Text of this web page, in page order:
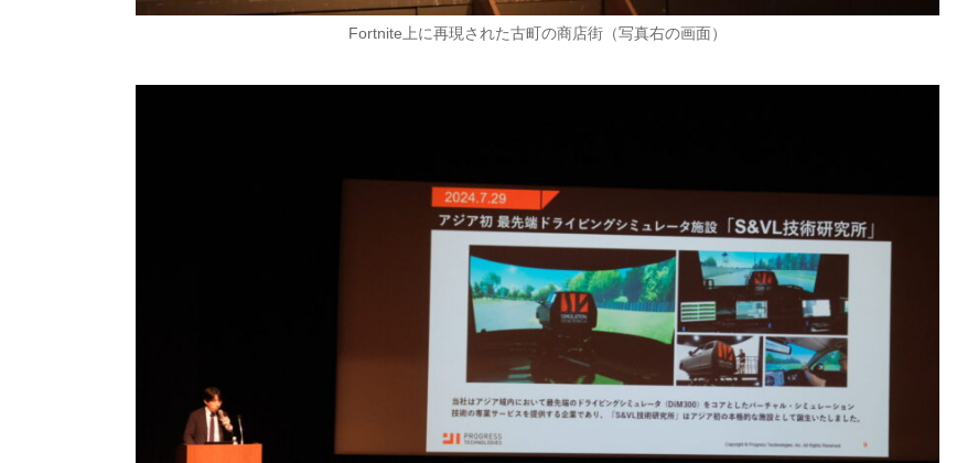
Fortnite上に再現された古町の商店街（写真右の画面）